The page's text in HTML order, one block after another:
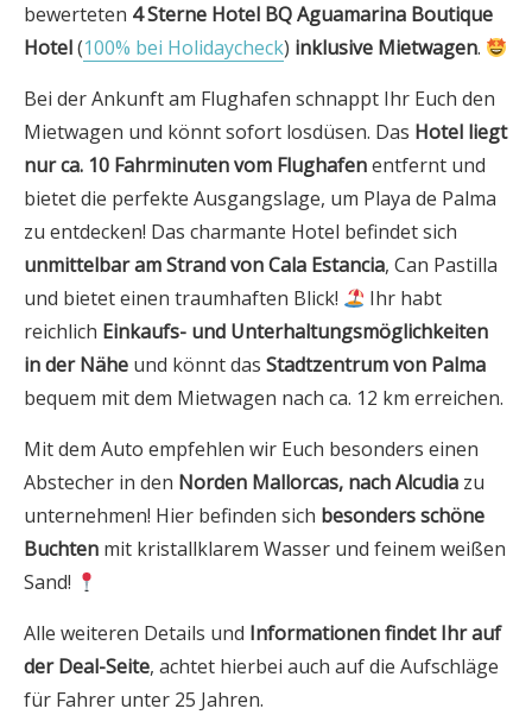
bewerteten 4 Sterne Hotel BQ Aguamarina Boutique
Hotel(100% bei Holidaycheck) inklusive Mietwagen.
Bei der Ankunft am Flughafen schnappt Ihr Euch den
Mietwagen und könnt sofort losdüsen. Das Hotel liegt
nur ca. 10 Fahrminuten vom Flughafenentfernt und
bietet die perfekte Ausgangslage, um Playa de Palma
zu entdecken! Das charmante Hotel befindet sich
unmittelbar am Strand von Cala Estancia, Can Pastilla
und bietet einen traumhaften Blick!
Ihr habt
reichlich Einkaufs- und Unterhaltungsmöglichkeiten
in der Nähe und könnt das Stadtzentrum von Palma
bequem mit dem Mietwagen nach ca. 12 km erreichen.
Mit dem Auto empfehlen wir Euch besonders einen
Abstecher in den Norden Mallorcas, nach Alcudia zu
unternehmen! Hier befinden sich besonders schöne
Buchten mit kristallklarem Wasser und feinem weißen
Sand!
Alle weiteren Details und Informationen findet Ihr auf
der Deal-Seite, achtet hierbei auch auf die Aufschläge
für Fahrer unter 25 Jahren.